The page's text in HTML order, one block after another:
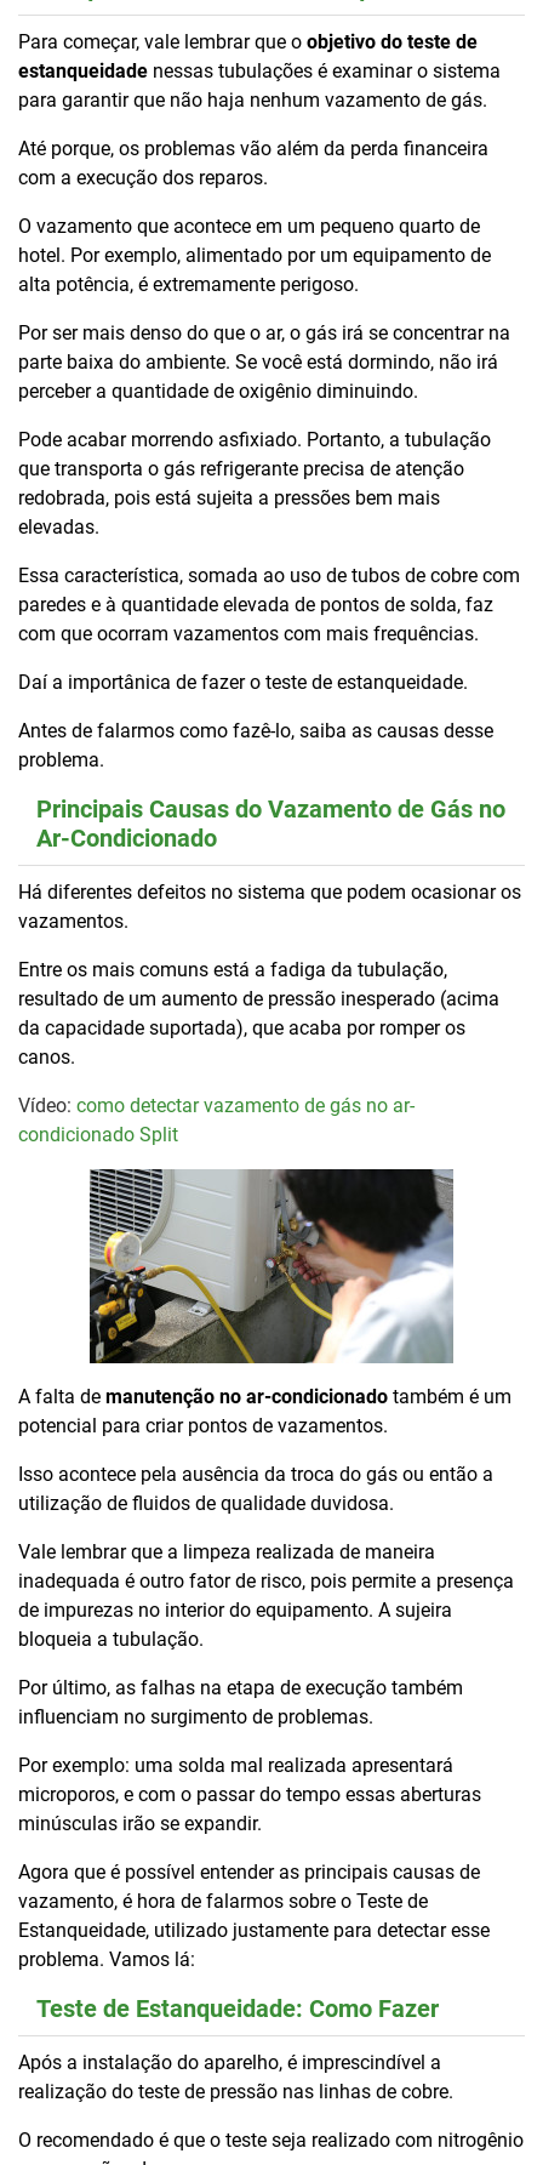
Para começar, vale lembrar que o objetivo do teste de
estanqueidade nessas tubulações é examinar o sistema
para garantir que não haja nenhum vazamento de gás.
Até porque, os problemas vão além da perda financeira
com a execução dos reparos.
O vazamento que acontece em um pequeno quarto de
hotel. Por exemplo, alimentado por um equipamento de
alta potência, é extremamente perigoso.
Por ser mais denso do que o ar, o gás irá se concentrar na
parte baixa do ambiente. Se você está dormindo, não irá
perceber a quantidade de oxigênio diminuindo.
Pode acabar morrendo asfixiado. Portanto, a tubulação
que transporta o gás refrigerante precisa de atenção
redobrada, pois está sujeita a pressões bem mais
elevadas.
Essa característica, somada ao uso de tubos de cobre com
paredes e à quantidade elevada de pontos de solda, faz
com que ocorram vazamentos com mais frequências.
Daí a importânica de fazer o teste de estanqueidade.
Antes de falarmos como fazê-lo, saiba as causas desse
problema.
Principais Causas do Vazamento de Gás no
Ar-Condicionado
Há diferentes defeitos no sistema que podem ocasionar os
vazamentos.
Entre os mais comuns está a fadiga da tubulação,
resultado de um aumento de pressão inesperado (acima
da capacidade suportada), que acaba por romper os
canos.
Vídeo: como detectar vazamento de gás no ar-
condicionado Split
A falta de manutenção no ar-condicionado também é um
potencial para criar pontos de vazamentos.
Isso acontece pela ausência da troca do gás ou então a
utilização de fluidos de qualidade duvidosa.
Vale lembrar que a limpeza realizada de maneira
inadequada é outro fator de risco, pois permite a presença
de impurezas no interior do equipamento. A sujeira
bloqueia a tubulação.
Por último, as falhas na etapa de execução também
influenciam no surgimento de problemas.
Por exemplo: uma solda mal realizada apresentará
microporos, e com o passar do tempo essas aberturas
minúsculas irão se expandir.
Agora que é possível entender as principais causas de
vazamento, é hora de falarmos sobre o Teste de
Estanqueidade, utilizado justamente para detectar esse
problema. Vamos lá:
Teste de Estanqueidade: Como Fazer
Após a instalação do aparelho, é imprescindível a
realização do teste de pressão nas linhas de cobre.
O recomendado é que o teste seja realizado com nitrogênio